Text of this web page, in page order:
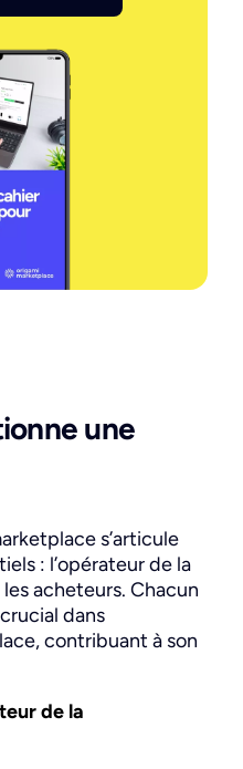
une
s’articule
: l’opérateur de la
acheteurs. Chacun
dans
contribuant à son
de la